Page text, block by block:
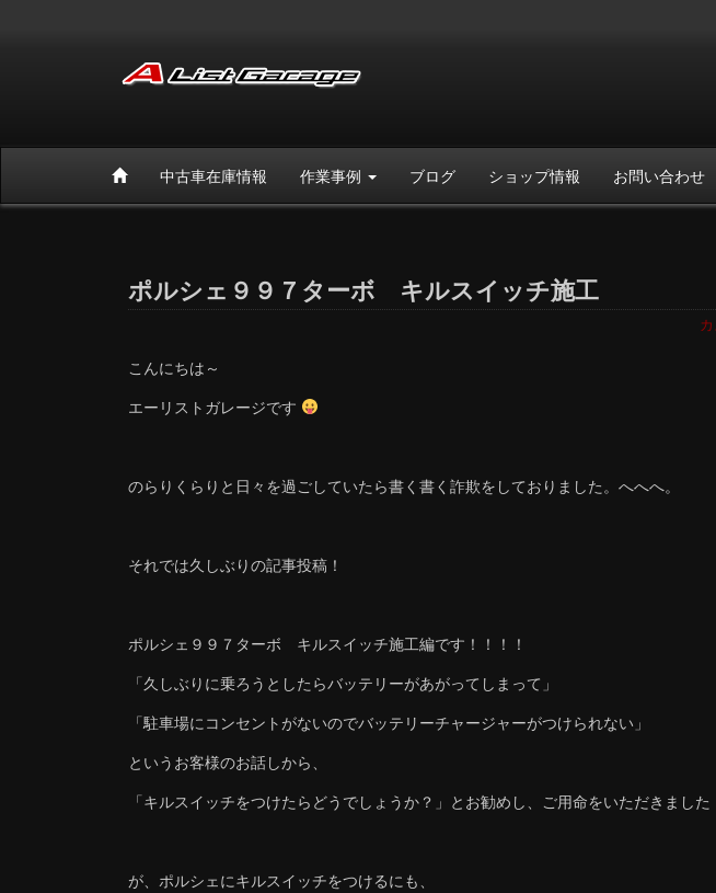
中古車在庫情報 作業事例 ブログ ショップ情報 お問い合わせ
ポルシェ９９７ターボ キルスイッチ施工
こんにちは～
エーリストガレージです
のらりくらりと日々を過ごしていたら書く書く詐欺をしておりました。へへへ。
それでは久しぶりの記事投稿！
ポルシェ９９７ターボ キルスイッチ施工編です！！！！
「久しぶりに乗ろうとしたらバッテリーがあがってしまって」
「駐車場にコンセントがないのでバッテリーチャージャーがつけられない」
というお客様のお話しから、
「キルスイッチをつけたらどうでしょうか？」とお勧めし、ご用命をいただきました
が、ポルシェにキルスイッチをつけるにも、